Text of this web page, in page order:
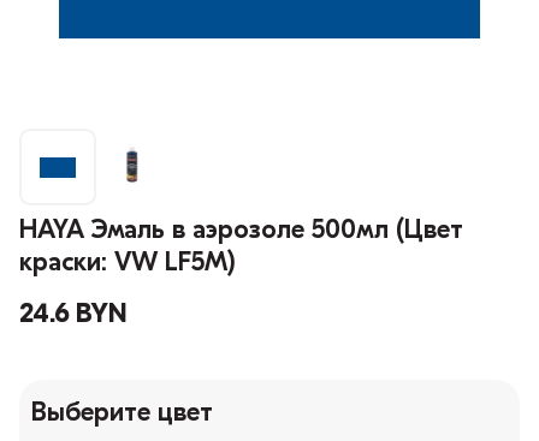
HAYA Эмаль в аэрозоле 500мл (Цвет
краски: VW LF5M)
24.6 BYN
Выберите цвет